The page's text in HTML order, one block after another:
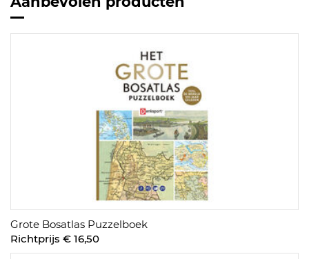
Grote Bosatlas Puzzelboek
Richtprijs € 16,50